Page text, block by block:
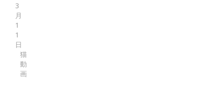
3
月
1
1
日
猫
動
画